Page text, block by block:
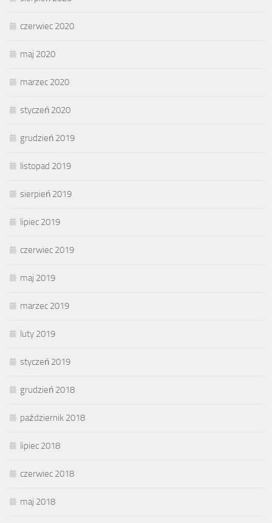
czerwiec 2020
maj 2020
marzec 2020
styczeń 2020
grudzień 2019
listopad 2019
sierpień 2019
lipiec 2019
czerwiec 2019
maj 2019
marzec 2019
luty 2019
styczeń 2019
grudzień 2018
październik 2018
lipiec 2018
czerwiec 2018
maj 2018